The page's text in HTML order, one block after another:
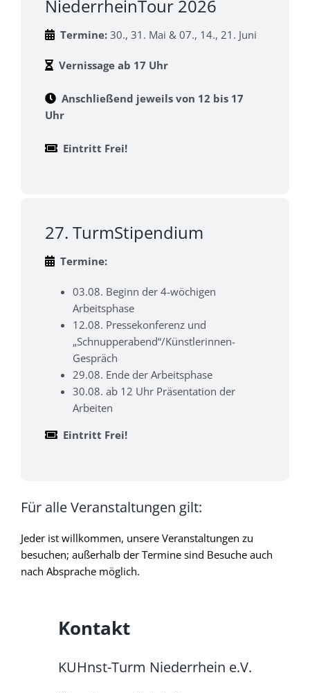
NiederrheinTour 2026
Termine: 30., 31. Mai & 07., 14., 21. Juni
Vernissageab 17 Uhr
Anschließend jeweils von 12 bis 17
Uhr
Eintritt Frei!
27. TurmStipendium
Termine:
03.08. Beginn der 4-wöchigen
Arbeitsphase
12.08. Pressekonferenz und
„Schnupperabend“/Künstlerinnen-
Gespräch
29.08. Ende der Arbeitsphase
30.08. ab 12 Uhr Präsentation der
Arbeiten
Eintritt Frei!
Für alle Veranstaltungen gilt:
Jeder ist willkommen, unsere Veranstaltungen zu
besuchen; außerhalb der Termine sind Besuche auch
nach Absprache möglich.
Kontakt
KUHnst-Turm Niederrhein e.V.